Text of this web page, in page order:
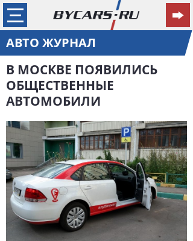
АВТО ЖУРНАЛ
В МОСКВЕ ПОЯВИЛИСЬ
ОБЩЕСТВЕННЫЕ
АВТОМОБИЛИ